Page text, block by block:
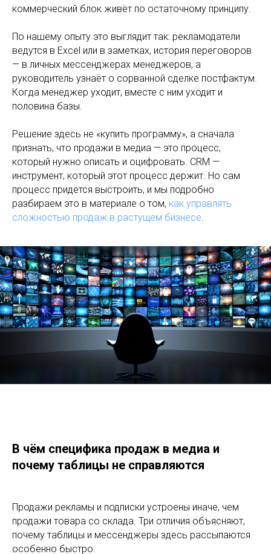
коммерческий блок живёт по остаточному принципу.
По нашему опыту это выглядит так: рекламодатели
ведутся в Excel или в заметках, история переговоров
— в личных мессенджерах менеджеров, а
руководитель узнаёт о сорванной сделке постфактум.
Когда менеджер уходит, вместе с ним уходит и
половина базы.
Решение здесь не «купить программу», а сначала
признать, что продажи в медиа — это процесс,
который нужно описать и оцифровать. CRM —
инструмент, который этот процесс держит. Но сам
процесс придётся выстроить, и мы подробно
разбираем это в материале о том, как управлять
сложностью продаж в растущем бизнесе.
В чём специфика продаж в медиа и
почему таблицы не справляются
Продажи рекламы и подписки устроены иначе, чем
продажи товара со склада. Три отличия объясняют,
почему таблицы и мессенджеры здесь рассыпаются
особенно быстро.